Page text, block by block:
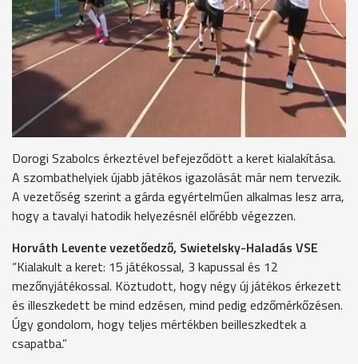
Dorogi Szabolcs futsal játékos, Swietelsky-Haladás VSE
“Már volt szerencsém játszani a Haladás ellen kétszer is. Egy
győzelem és egy vereség a mérleg. Jó csapatnak tartottam
eddig is. Ahogy hallom megerősödött a keret és jó
futballistákat igazoltak. Dobogó esélyes lesz a csapat,
legalábbis bízom benne. Jó játékkal szeretném a részemet
kivenni belőle.”
Dorogi Szabolcs érkeztével befejeződött a keret kialakítása.
A szombathelyiek újabb játékos igazolását már nem tervezik.
A vezetőség szerint a gárda egyértelműen alkalmas lesz arra,
hogy a tavalyi hatodik helyezésnél előrébb végezzen.
Horváth Levente vezetőedző, Swietelsky-Haladás VSE
“Kialakult a keret: 15 játékossal, 3 kapussal és 12
mezőnyjátékossal. Köztudott, hogy négy új játékos érkezett
és illeszkedett be mind edzésen, mind pedig edzőmérkőzésen.
Úgy gondolom, hogy teljes mértékben beilleszkedtek a
csapatba.”